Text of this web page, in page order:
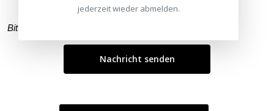
Bitte füllen Sie alle Pflichtfelder (
jederzeit wieder abmelden.